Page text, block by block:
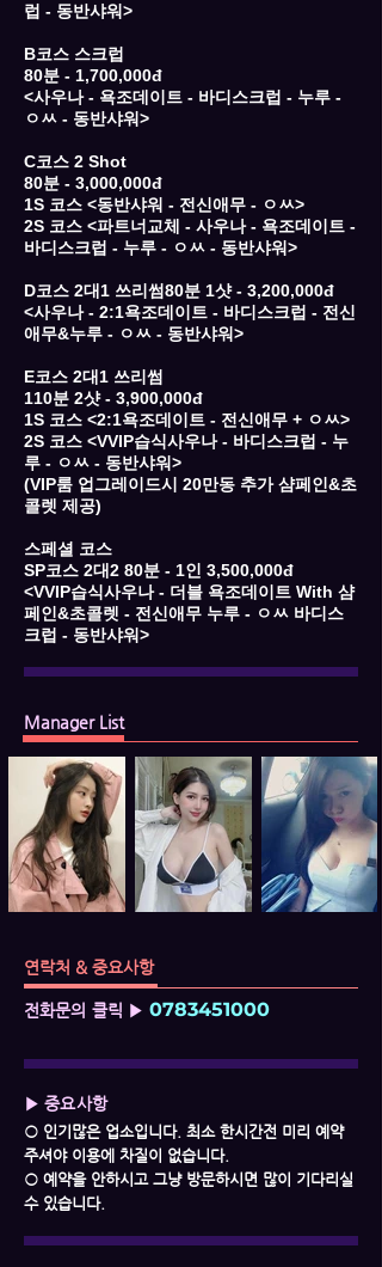
럽 - 동반샤워>
B코스 스크럽
80분 - 1,700,000đ
<사우나 - 욕조데이트 - 바디스크럽 - 누루 -
ㅇㅆ - 동반샤워>
C코스 2 Shot
80분 - 3,000,000đ
1S 코스 <동반샤워 - 전신애무 - ㅇㅆ>
2S 코스 <파트너교체 - 사우나 - 욕조데이트 -
바디스크럽 - 누루 - ㅇㅆ - 동반샤워>
D코스 2대1 쓰리썸80분 1샷 - 3,200,000đ
<사우나 - 2:1욕조데이트 - 바디스크럽 - 전신
애무&누루 - ㅇㅆ - 동반샤워>
E코스 2대1 쓰리썸
110분 2샷 - 3,900,000đ
1S 코스 <2:1욕조데이트 - 전신애무 + ㅇㅆ>
2S 코스 <VVIP습식사우나 - 바디스크럽 - 누
루 - ㅇㅆ - 동반샤워>
(VIP룸 업그레이드시 20만동 추가 샴페인&초
콜렛 제공)
스페셜 코스
SP코스 2대2 80분 - 1인 3,500,000đ
<VVIP습식사우나 - 더블 욕조데이트 With 샴
페인&초콜렛 - 전신애무 누루 - ㅇㅆ 바디스
크럽 - 동반샤워>
Manager List
연락처 & 중요사항
전화문의 클릭 ▶ 0783451000
▶ 중요사항
○ 인기많은 업소입니다. 최소 한시간전 미리 예약
주셔야 이용에 차질이 없습니다.
○ 예약을 안하시고 그냥 방문하시면 많이 기다리실
수 있습니다.